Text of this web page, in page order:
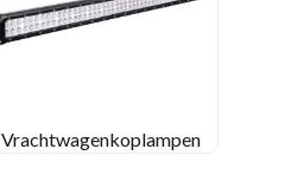
Vrachtwagenkoplampen